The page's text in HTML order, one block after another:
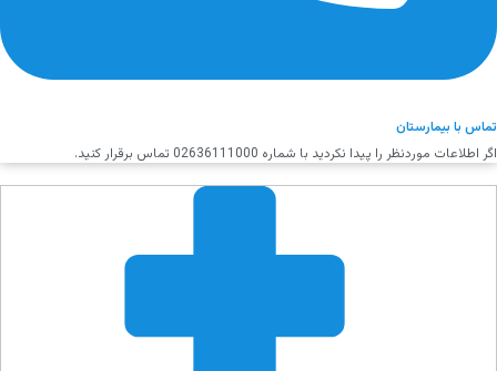
تماس با بیمارستان
اگر اطلاعات موردنظر را پیدا نکردید با شماره 02636111000 تماس برقرار کنید.